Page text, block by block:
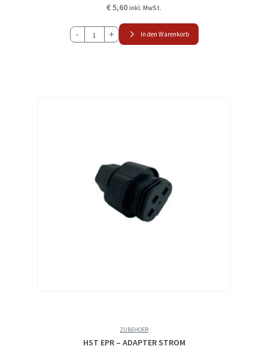
€5,60 inkl. MwSt.
-
HST
EPS
+ In den Warenkorb
ZUBEHOER
HST EPR – ADAPTER STROM